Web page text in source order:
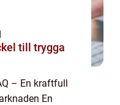
till trygga
– En kraftfull
En